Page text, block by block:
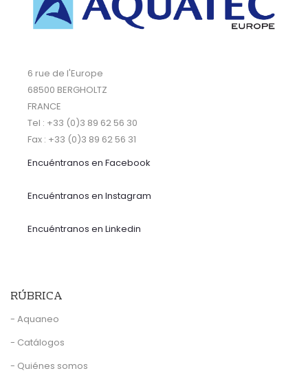
6 rue de l'Europe
68500 BERGHOLTZ
FRANCE
Tel : +33 (0)3 89 62 56 30
Fax : +33 (0)3 89 62 56 31
Encuéntranos en Facebook
Encuéntranos en Instagram
Encuéntranos en Linkedin
RÚBRICA
- Aquaneo
- Catálogos
- Quiénes somos